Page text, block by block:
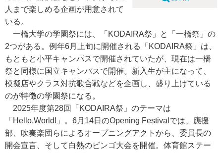
人まで楽しめる企画が用意されて
いる。
一橋大学の学園祭には、「KODAIRA祭」と「一橋祭」の
2つがある。例年6月上旬に開催される「KODAIRA祭」は、
もともと小平キャンパスで開催されていたが、現在は一橋
祭と同様に国立キャンパスで開催。新入生が主になって、
模擬店やクラス対抗歌合戦などを企画し、盛り上げている
のが特徴の学園祭になる。
2025年度第28回「KODAIRA祭」のテーマは
「Hello,World!」。6月14日のOpening Festivalでは、應援
部、吹奏楽団らによるオープニングアクトから、委員長の
開会宣言、そして白熱のビンゴ大会を開催。体育館ステー